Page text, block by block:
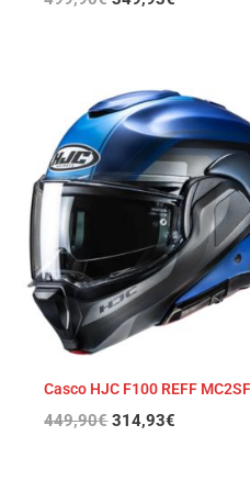
Casco HJC F100 REFF MC2SF
449,90€
El
precio
original
era:
449,90€.
314,93€
El
precio
actual
es:
314,93€.